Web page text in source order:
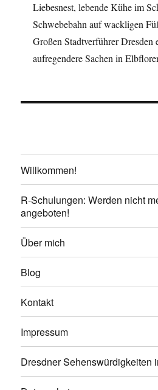
Liebesnest, lebende Kühe im
Schwebebahn auf wackligen
Großen Stadtverführer Dresden
aufregendere Sachen in
Willkommen!
R-Schulungen: Werden nicht
angeboten!
Über mich
Blog
Kontakt
Impressum
Dresdner Sehenswürdigkeiten